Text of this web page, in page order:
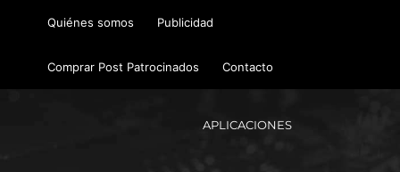
Quiénes somos Publicidad
Comprar Post Patrocinados Contacto
APLICACIONES